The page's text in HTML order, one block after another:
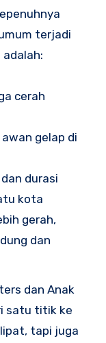
terjadi
cerah
gelap di
durasi
kota
gerah,
dan
dan Anak
satu titik ke
tapi juga